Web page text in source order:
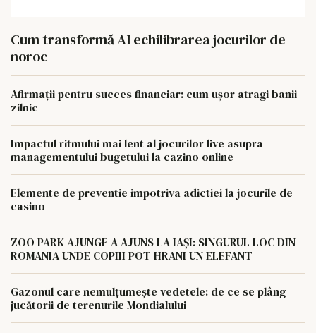
Cum transformă AI echilibrarea jocurilor de
noroc
Afirmații pentru succes financiar: cum ușor atragi banii
zilnic
Impactul ritmului mai lent al jocurilor live asupra
managementului bugetului la cazino online
Elemente de preventie impotriva adictiei la jocurile de
casino
ZOO PARK AJUNGE A AJUNS LA IAȘI: SINGURUL LOC DIN
ROMANIA UNDE COPIII POT HRANI UN ELEFANT
Gazonul care nemulțumește vedetele: de ce se plâng
jucătorii de terenurile Mondialului